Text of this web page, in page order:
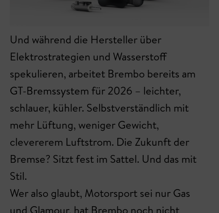
Und während die Hersteller über
Elektrostrategien und Wasserstoff
spekulieren, arbeitet Brembo bereits am
GT-Bremssystem für 2026 – leichter,
schlauer, kühler. Selbstverständlich mit
mehr Lüftung, weniger Gewicht,
clevererem Luftstrom. Die Zukunft der
Bremse? Sitzt fest im Sattel. Und das mit
Stil.
Wer also glaubt, Motorsport sei nur Gas